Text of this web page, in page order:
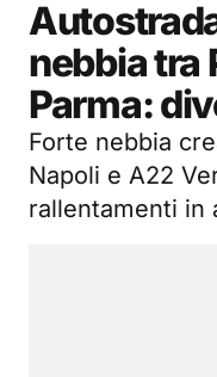
nebbia tra
Parma:
Forte nebbia
Napoli e A22
rallentamenti in